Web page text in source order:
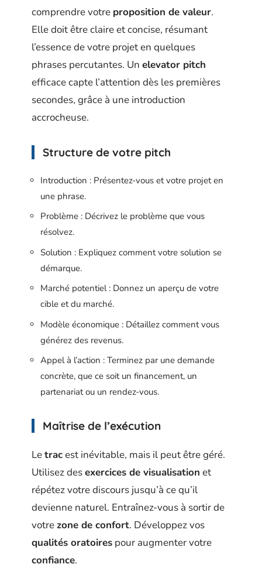
comprendre votre proposition de valeur.
Elle doit être claire et concise, résumant
l’essence de votre projet en quelques
phrases percutantes. Un elevator pitch
efficace capte l’attention dès les premières
secondes, grâce à une introduction
accrocheuse.
Structure de votre pitch
Introduction : Présentez-vous et votre projet en
une phrase.
Problème : Décrivez le problème que vous
résolvez.
Solution : Expliquez comment votre solution se
démarque.
Marché potentiel : Donnez un aperçu de votre
cible et du marché.
Modèle économique : Détaillez comment vous
générez des revenus.
Appel à l’action : Terminez par une demande
concrète, que ce soit un financement, un
partenariat ou un rendez-vous.
Maîtrise de l’exécution
Letracest inévitable, mais il peut être géré.
Utilisez desexercices de visualisation et
répétez votre discours jusqu’à ce qu’il
devienne naturel. Entraînez-vous à sortir de
votrezone de confort. Développez vos
qualités oratoires pour augmenter votre
confiance.